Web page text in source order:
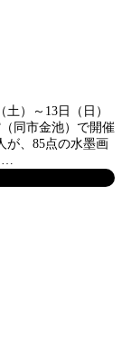
）～13日（日）
同市金池）で開催
が、85点の水墨画
…